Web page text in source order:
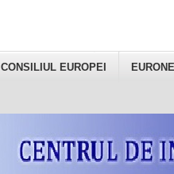
CONSILIUL EUROPEI